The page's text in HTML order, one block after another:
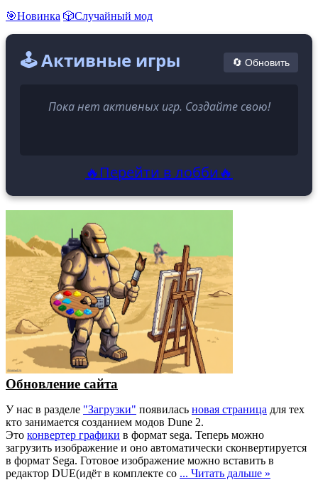
🎯Новинка 🎲Случайный мод
🕹️ Активные игры 🔄 Обновить
Пока нет активных игр. Создайте свою!
🔥Перейти в лобби🔥
Обновление сайта
У нас в разделе "Загрузки" появилась новая страница для тех
кто занимается созданием модов Dune 2.
Это конвертер графики в формат sega. Теперь можно
загрузить изображение и оно автоматически сконвертируется
в формат Sega. Готовое изображение можно вставить в
редактор DUE(идёт в комплекте со ... Читать дальше »